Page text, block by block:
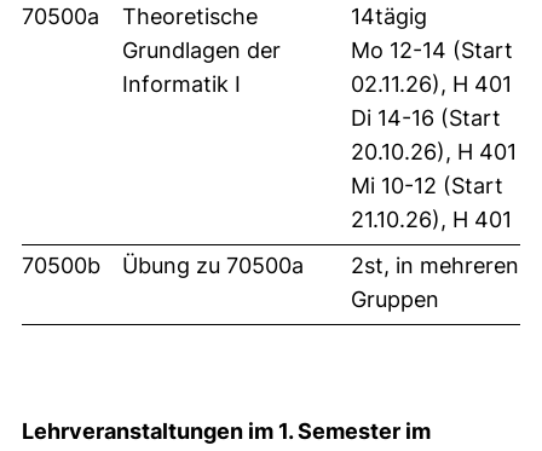
70500a
Theoretische
Grundlagen der
Informatik I
14tägig
Mo 12-14 (Start
02.11.26), H 401
Di 14-16 (Start
20.10.26), H 401
Mi 10-12 (Start
21.10.26), H 401
70500b
Übung zu 70500a
2st, in mehreren
Gruppen
Lehrveranstaltungen im 1. Semester im